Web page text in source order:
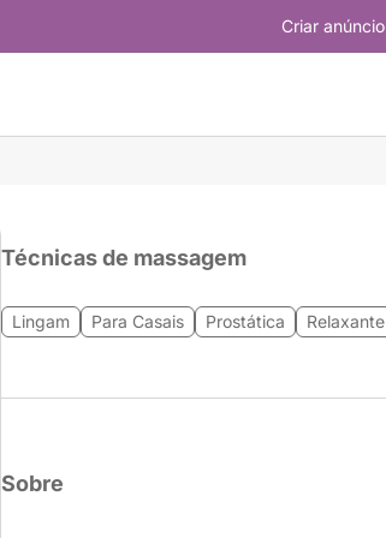
Criar anúncio
Técnicas de massagem
Lingam Para Casais Prostática Relaxante
Sobre